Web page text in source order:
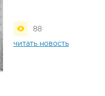
88
читать новость